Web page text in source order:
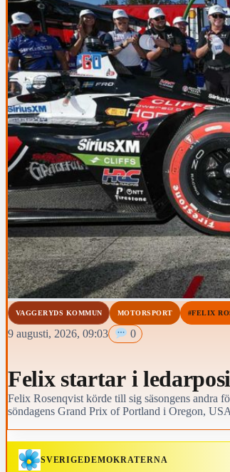
VAGGERYDS KOMMUN MOTORSPORT #FELIX
9 augusti, 2026, 09:03 0
Felix startar i
Felix Rosenqvist körde till sig säsongens andra
söndagens Grand Prix of Portland i Oregon,
SVERIGEDEMOKRATERNA